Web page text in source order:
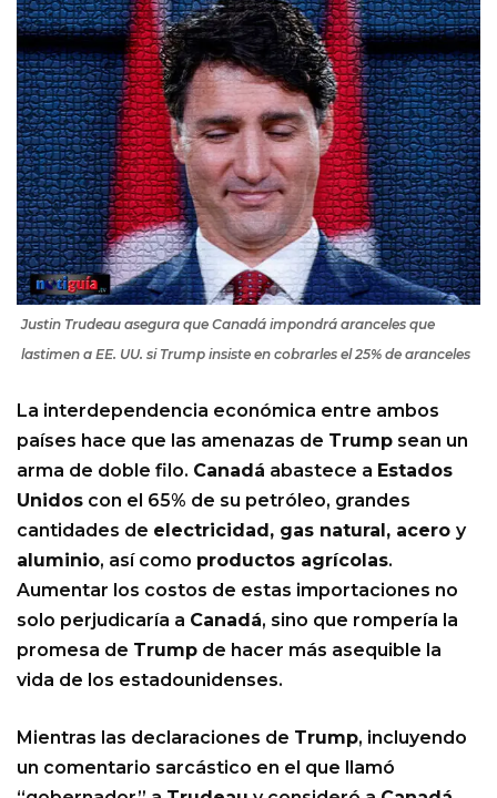
Justin Trudeau asegura que Canadá impondrá aranceles que
lastimen a EE. UU. si Trump insiste en cobrarles el 25% de aranceles
La interdependencia económica entre ambos
países hace que las amenazas de Trump sean un
arma de doble filo. Canadá abastece a Estados
Unidos con el 65% de su petróleo, grandes
cantidades de electricidad, gas natural, acero y
aluminio, así como productos agrícolas.
Aumentar los costos de estas importaciones no
solo perjudicaría a Canadá, sino que rompería la
promesa de Trump de hacer más asequible la
vida de los estadounidenses.
Mientras las declaraciones de Trump, incluyendo
un comentario sarcástico en el que llamó